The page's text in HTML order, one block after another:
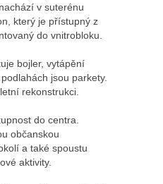
v suterénu
který je přístupný z
do vnitrobloku.
bojler, vytápění
jsou parkety.
rekonstrukci.
do centra.
občanskou
a také spoustu
aktivity.